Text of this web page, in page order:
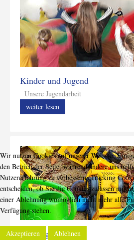
Kinder und Jugend
Unsere Jugendarbeit
weiter lesen
Kindergärten
Wir nutzen Cookies auf unserer Website.
den Betrieb der Seite, während andere uns
Nutzererfahrung zu verbessern (Tracking
entscheiden, ob Sie die Cookies zulassen
einer Ablehnung womöglich nicht mehr alle
Verfügung stehen.
Akzeptieren Ablehnen